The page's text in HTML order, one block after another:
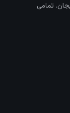
تمامی